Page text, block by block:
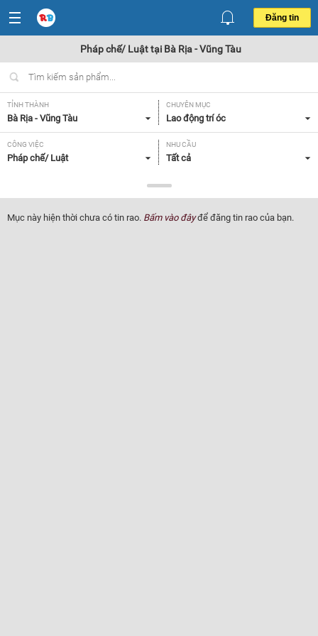
Đăng tin
Pháp chế/ Luật tại Bà Rịa - Vũng Tàu
TỈNH THÀNH
Bà Rịa - Vũng Tàu
CHUYÊN MỤC
Lao động trí óc
CÔNG VIỆC
Pháp chế/ Luật
NHU CẦU
Tất cả
Tất cả
Mục này hiện thời chưa có tin rao. Bấm vào đâyđể đăng tin rao của bạn.